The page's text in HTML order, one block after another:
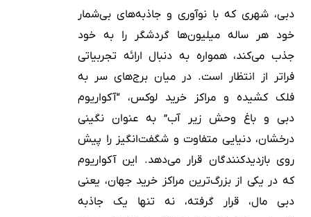
دبی، شهری که با نوآوری و جاذبه‌های بی‌شمار
خود هر ساله میلیون‌ها گردشگر را به خود
جذب می‌کند، همواره به دنبال ارائه تجربیاتی
فراتر از انتظار است. در میان برج‌های سر به
فلک کشیده و مراکز خرید لوکس، “آکواریوم
دبی و باغ وحش زیر آب” به عنوان نگینی
درخشان، دنیایی متفاوت و شگفت‌انگیز را پیش
روی بازدیدکنندگان قرار می‌دهد. این آکواریوم
که در یکی از بزرگ‌ترین مراکز خرید جهان، یعنی
دبی مال، قرار گرفته، نه تنها یک جاذبه